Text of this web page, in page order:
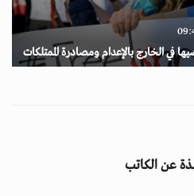
في الخارج بالإعدام ومصادرة الممتلكات
عن الكاتب